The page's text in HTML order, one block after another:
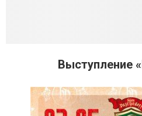
Выступление